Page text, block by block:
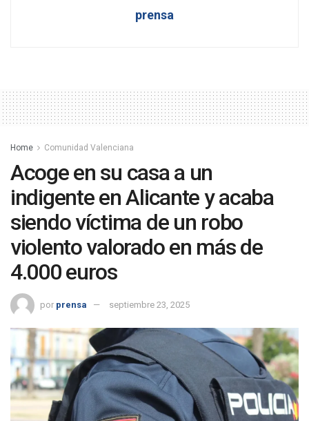
prensa
Home Comunidad Valenciana
Acoge en su casa a un
indigente en Alicante y acaba
siendo víctima de un robo
violento valorado en más de
4.000 euros
por prensa septiembre 23, 2025